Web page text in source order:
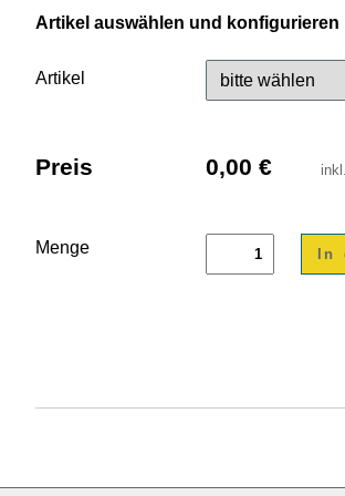
Artikel auswählen und konfigurieren
Artikel
Preis 0,00 € inkl.
Menge